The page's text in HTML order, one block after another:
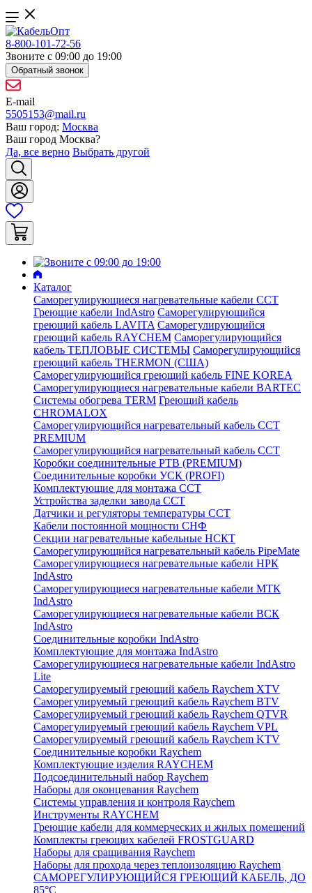
8-800-101-72-56
Звоните с 09:00 до 19:00
Обратный звонок
E-mail
5505153@mail.ru
Ваш город: Москва
Ваш город Москва?
Да, все верно Выбрать другой
Каталог
Саморегулирующиеся нагревательные кабели ССТ
Греющие кабели IndAstro Саморегулирующийся
греющий кабель LAVITA Саморегулирующийся
греющий кабель RAYCHEM Саморегулирующийся
кабель ТЕПЛОВЫЕ СИСТЕМЫ Саморегулирующийся
греющий кабель THERMON (США)
Саморегулирующийся греющий кабель FINE KOREA
Саморегулирующиеся нагревательные кабели BARTEC
Системы обогрева TERM Греющий кабель
CHROMALOX
Саморегулирующийся нагревательный кабель ССТ
PREMIUM
Саморегулирующийся нагревательный кабель ССТ
Коробки соединительные РТВ (PREMIUM)
Соединительные коробки УСК (PROFI)
Комплектующие для монтажа ССТ
Устройства заделки завода ССТ
Датчики и регуляторы температуры ССТ
Кабели постоянной мощности СНФ
Секции нагревательные кабельные НСКТ
Саморегулирующийся нагревательный кабель PipeMate
Саморегулирующиеся нагревательные кабели НРК
IndAstro
Саморегулирующиеся нагревательные кабели МТК
IndAstro
Саморегулирующиеся нагревательные кабели ВСК
IndAstro
Соединительные коробки IndAstro
Комплектующие для монтажа IndAstro
Саморегулирующиеся нагревательные кабели IndAstro
Lite
Саморегулируемый греющий кабель Raychem XTV
Саморегулируемый греющий кабель Raychem BTV
Саморегулируемый греющий кабель Raychem QTVR
Саморегулируемый греющий кабель Raychem VPL
Саморегулируемый греющий кабель Raychem KTV
Соединительные коробки Raychem
Комплектующие изделия RAYCHEM
Подсоединительный набор Raychem
Наборы для оконцевания Raychem
Системы управления и контроля Raychem
Инструменты RAYCHEM
Греющие кабели для коммерческих и жилых помещений
Комплекты греющих кабелей FROSTGUARD
Наборы для сращивания Raychem
Наборы для прохода через теплоизоляцию Raychem
САМОРЕГУЛИРУЮЩИЙСЯ ГРЕЮЩИЙ КАБЕЛЬ, ДО
85°С